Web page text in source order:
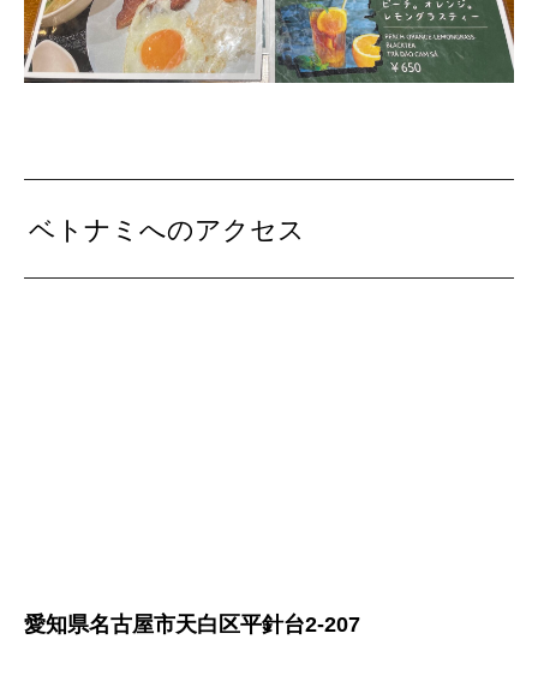
ベトナミへのアクセス
愛知県名古屋市天白区平針台2-207